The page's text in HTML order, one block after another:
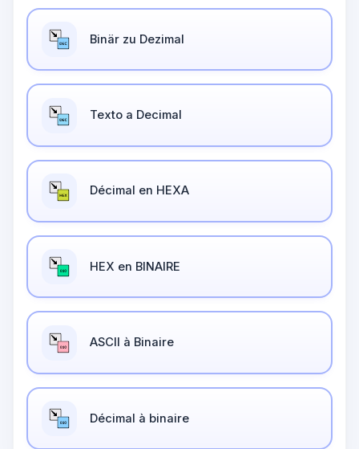
Binär zu Dezimal
Texto a Decimal
Décimal en HEXA
HEX en BINAIRE
ASCII à Binaire
Décimal à binaire